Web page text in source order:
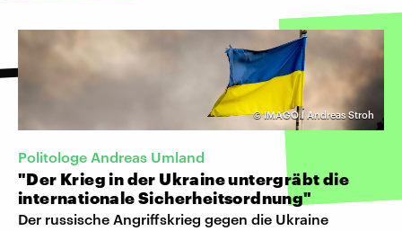
©IMAGO I Andreas Stroh
Politologe Andreas Umland
"Der Krieg in der Ukraine untergräbt die
internationale Sicherheitsordnung"
Der russische Angriffskrieg gegen die Ukraine